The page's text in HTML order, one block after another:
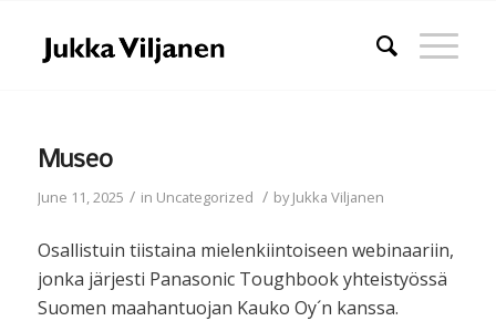
Museo
June 11, 2025 / in Uncategorized / byJukka Viljanen
Osallistuin tiistaina mielenkiintoiseen webinaariin,
jonka järjesti Panasonic Toughbook yhteistyössä
Suomen maahantuojan Kauko Oy´n kanssa.